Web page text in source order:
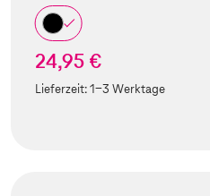
24,95 €
Lieferzeit:1-3 Werktage